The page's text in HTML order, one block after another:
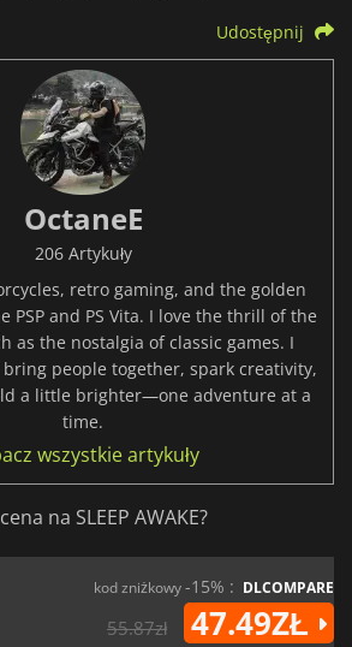
Udostępnij
OctaneE
206 Artykuły
retro gaming, and the golden
PSP and PS Vita. I love the thrill of the
as the nostalgia of classic games. I
bring people together, spark creativity,
a little brighter—one adventure at a
time.
wszystkie artykuły
na SLEEP AWAKE?
kod zniżkowy-15% : DLCOMPARE
55.87zł 47.49ZŁ